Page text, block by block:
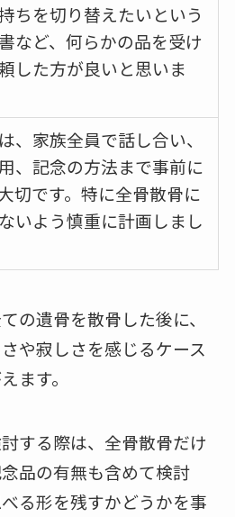
ちを切り替えたいという
など、何らかの品を受け
した方が良いと思いま
、家族全員で話し合い、
、記念の方法まで事前に
切です。特に全骨散骨に
いよう慎重に計画しまし
の遺骨を散骨した後に、
や寂しさを感じるケース
ます。
する際は、全骨散骨だけ
品の有無も含めて検討
る形を残すかどうかを事